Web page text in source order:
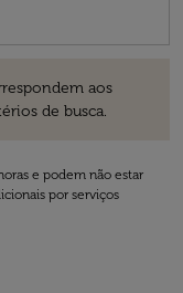
aos
de busca.
e podem não estar
por serviços